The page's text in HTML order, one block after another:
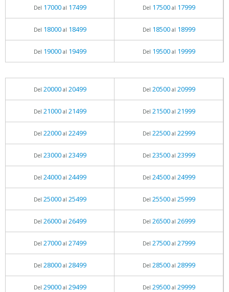
Del 17000al 17499 Del 17500al 17999
Del 18000al 18499 Del 18500al 18999
Del 19000al 19499 Del 19500al 19999
Del 20000al 20499 Del 20500al 20999
Del 21000al 21499 Del 21500al 21999
Del 22000al 22499 Del 22500al 22999
Del 23000al 23499 Del 23500al 23999
Del 24000al 24499 Del 24500al 24999
Del 25000al 25499 Del 25500al 25999
Del 26000al 26499 Del 26500al 26999
Del 27000al 27499 Del 27500al 27999
Del 28000al 28499 Del 28500al 28999
Del 29000al 29499 Del 29500al 29999